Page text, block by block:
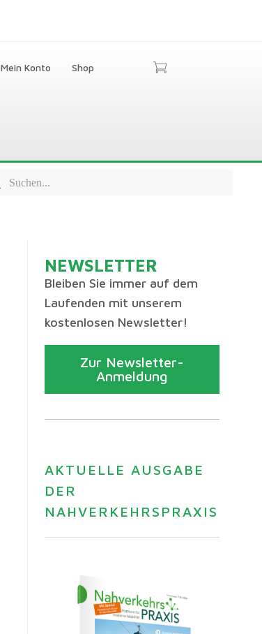
Mein Konto Shop
NEWSLETTER
Bleiben Sie immer auf dem
Laufenden mit unserem
kostenlosen Newsletter!
Zur Newsletter-
Anmeldung
AKTUELLE AUSGABE
DER
NAHVERKEHRSPRAXIS